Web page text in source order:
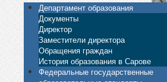
Департамент образования
Документы
Директор
Заместители директора
Обращения граждан
История образования в Сарове
Федеральные государственные